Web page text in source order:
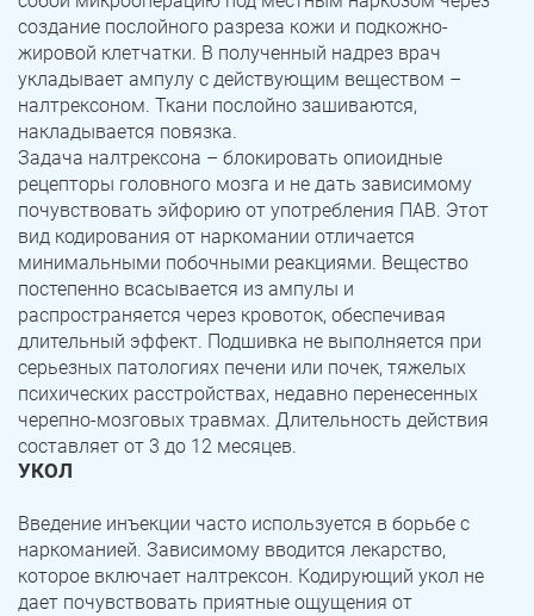
создание послойного разреза кожи и подкожно-
жировой клетчатки. В полученный надрез врач
укладывает ампулу с действующим веществом –
налтрексоном. Ткани послойно зашиваются,
накладывается повязка.
Задача налтрексона – блокировать опиоидные
рецепторы головного мозга и не дать зависимому
почувствовать эйфорию от употребления ПАВ. Этот
вид кодирования от наркомании отличается
минимальными побочными реакциями. Вещество
постепенно всасывается из ампулы и
распространяется через кровоток, обеспечивая
длительный эффект. Подшивка не выполняется при
серьезных патологиях печени или почек, тяжелых
психических расстройствах, недавно перенесенных
черепно-мозговых травмах. Длительность действия
составляет от 3 до 12 месяцев.
УКОЛ
Введение инъекции часто используется в борьбе с
наркоманией. Зависимому вводится лекарство,
которое включает налтрексон. Кодирующий укол не
дает почувствовать приятные ощущения от